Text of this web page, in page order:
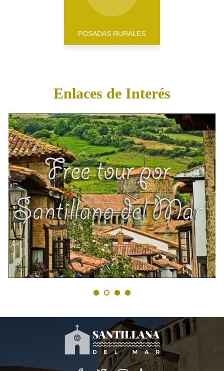
POSADAS RURALES
Enlaces de Interés